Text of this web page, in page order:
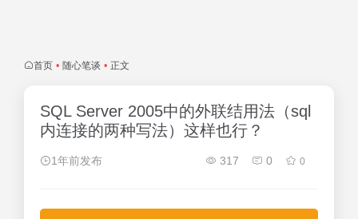
首页 • 随心笔谈 • 正文
SQL Server 2005中的外联结用法（sql
内连接的两种写法）这样也行？
1年前发布 317 0 0